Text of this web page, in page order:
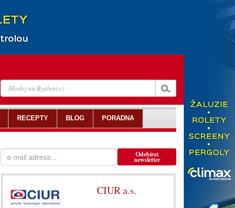
Odebírat
newsletter
CIUR a.s.
RECEPTY BLOG PORADNA